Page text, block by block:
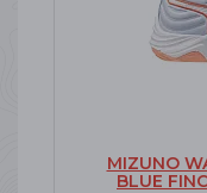
MIZUNO
BLUE